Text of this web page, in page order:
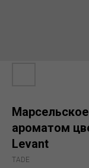
ароматом
Levant
TADE